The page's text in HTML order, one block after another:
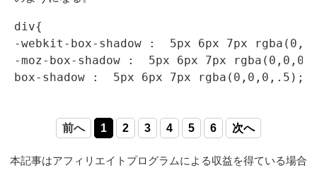
div{
-webkit-box-shadow : 5px 6px 7px rgba ( 0 ,
-moz-box-shadow : 5px 6px 7px rgba ( 0 , 0 , 0
box-shadow : 5px 6px 7px rgba ( 0 , 0 , 0 ,. 5 );
前へ 1 2 3 4 5 6 次へ
本記事はアフィリエイトプログラムによる収益を得ている場合